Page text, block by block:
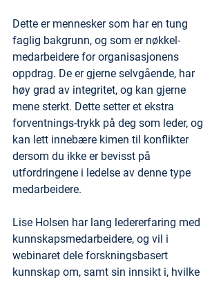
Dette er mennesker som har en tung
faglig bakgrunn, og som er nøkkel-
medarbeidere for organisasjonens
oppdrag. De er gjerne selvgående, har
høy grad av integritet, og kan gjerne
mene sterkt. Dette setter et ekstra
forventnings-trykk på deg som leder, og
kan lett innebære kimen til konflikter
dersom du ikke er bevisst på
utfordringene i ledelse av denne type
medarbeidere.
Lise Holsen har lang ledererfaring med
kunnskapsmedarbeidere, og vil i
webinaret dele forskningsbasert
kunnskap om, samt sin innsikt i, hvilke